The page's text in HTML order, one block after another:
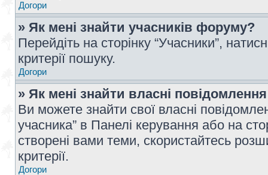
Догори
» Як мені знайти учасників форуму?
Перейдіть на сторінку “Учасники”,
критерії пошуку.
Догори
» Як мені знайти власні
Ви можете знайти свої власні
учасника” в Панелі керування або на
створені вами теми, скористайтесь
критерії.
Догори